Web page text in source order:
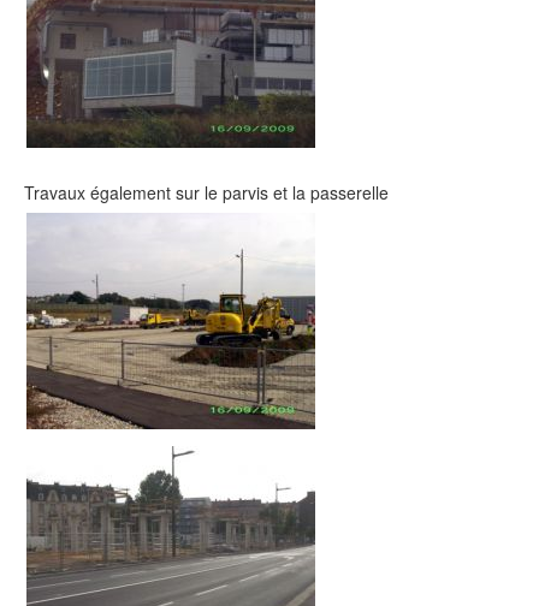
Travaux également sur le parvis et la passerelle